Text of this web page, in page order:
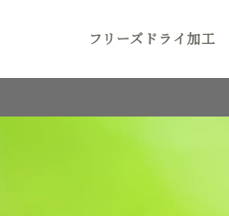
フリーズドライ加工